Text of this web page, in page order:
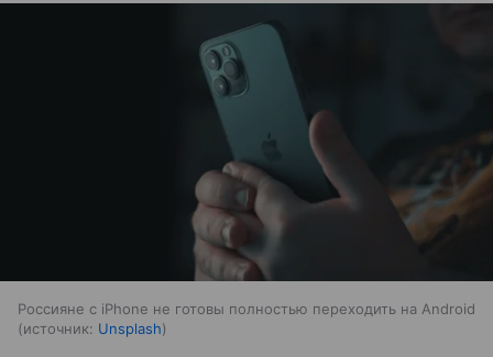
Россияне с iPhone не готовы полностью переходить на Android
источник: Unsplash